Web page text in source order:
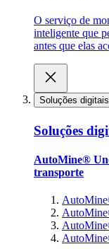
O serviço de
inteligente que
antes que elas
Soluções digitais
Soluções
AutoMine®
transporte